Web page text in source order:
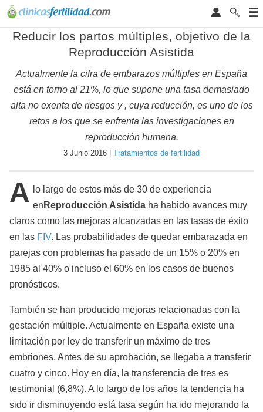
Reducir los partos múltiples, objetivo de la
Reproducción Asistida
Actualmente la cifra de embarazos múltiples en España
está en torno al 21%, lo que supone una tasa demasiado
alta no exenta de riesgos y , cuya reducción, es uno de los
retos a los que se enfrenta las investigaciones en
reproducción humana.
3 Junio 2016 | Tratamientos de fertilidad
A
lo largo de estos más de 30 de experiencia
en Reproducción Asistidaha habido avances muy
claros como las mejoras alcanzadas en las tasas de éxito
en las FIV. Las probabilidades de quedar embarazada en
parejas con problemas ha pasado de un 15% o 20% en
1985 al 40% o incluso el 60% en los casos de buenos
pronósticos.
También se han producido mejoras relacionadas con la
gestación múltiple. Actualmente en España existe una
limitación por ley de transferir un máximo de tres
embriones. Antes de su aprobación, se llegaba a transferir
cuatro y cinco. Hoy en día, la transferencia de tres es
testimonial (6,8%). A lo largo de los años la tendencia ha
sido ir disminuyendo está tasa según ha ido mejorando la